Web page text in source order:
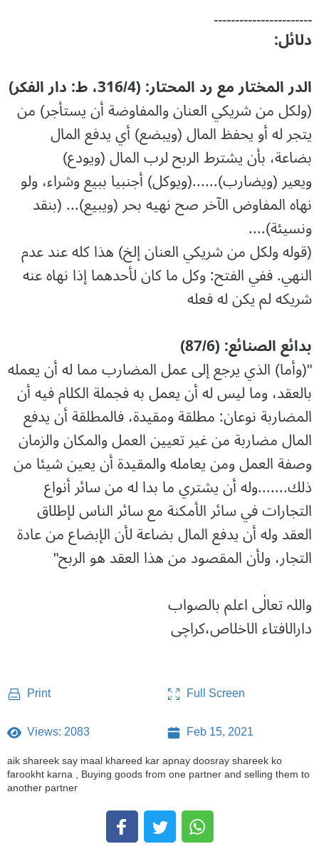
۔۔۔۔۔۔۔۔۔۔۔۔۔۔۔۔۔۔۔۔۔۔۔
دلائل:
الدر المختار مع رد المحتار: (316/4، ط: دار الفکر)
(ولكل من شريكي العنان والمفاوضة أن يستأجر) من
يتجر له أو يحفظ المال (ويبضع) أي يدفع المال
بضاعة، بأن يشترط الربح لرب المال (ويودع)
ويعير (ويضارب)......(ويوكل) أجنبيا ببيع وشراء، ولو
نهاه المفاوض الآخر صح نهيه بحر (ويبيع)... (بنقد
ونسيئة)....
(قوله ولكل من شريكي العنان إلخ) هذا كله عند عدم
النهي. ففي الفتح: وكل ما كان لأحدهما إذا نهاه عنه
شريكه لم يكن له فعله
بدائع الصنائع: (87/6)
"(وأما) الذي يرجع إلى عمل المضارب مما له أن يعمله
بالعقد، وما ليس له أن يعمل به فجملة الكلام فيه أن
المضاربة نوعان: مطلقة ومقيدة، فالمطلقة أن يدفع
المال مضاربة من غير تعيين العمل والمكان والزمان
وصفة العمل ومن يعامله والمقيدة أن يعين شيئا من
ذلك.......وله أن يشتري ما بدا له من سائر أنواع
التجارات في سائر الأمكنة مع سائر الناس لإطلاق
العقد وله أن يدفع المال بضاعة لأن الإبضاع من عادة
التجار، ولأن المقصود من هذا العقد هو الربح"
واللہ تعالٰی اعلم بالصواب
دارالافتاء الاخلاص،کراچی
Print Full Screen
Views: 2083 Feb 15, 2021
aik shareek say maal khareed kar apnay doosray shareek ko
farookht karna , Buying goods from one partner and selling them to
another partner